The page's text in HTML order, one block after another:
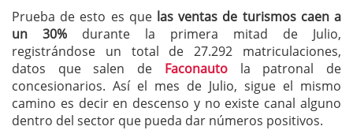
Prueba de esto es que las ventas de turismos caen a
un 30% durante la primera mitad de Julio,
registrándose un total de 27.292 matriculaciones,
datos que salen de
Faconautola patronal de
concesionarios. Así el mes de Julio, sigue el mismo
camino es decir en descenso y no existe canal alguno
dentro del sector que pueda dar números positivos.